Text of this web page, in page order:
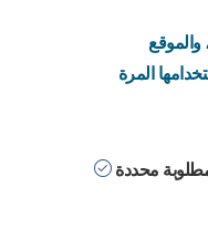
والموقع
المرة
محددة